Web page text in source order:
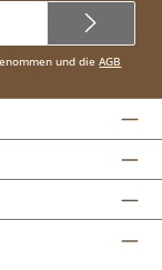
und dieAGB